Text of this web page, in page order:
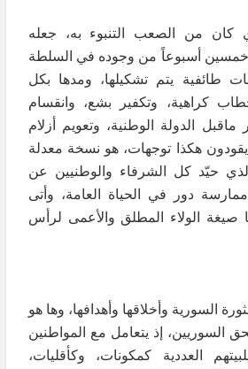
كان من الصعب التنبوء به، جعله
وخمسين أسبوعاً من وجوده في السلطة
طائفية يتم تشكيلها، ومدها بكل
كراهية، وتكفير بشع، وانقسام
ماقبل الدولة الوطنية، وتعويم أزلام
هكذا توجهات، هو نسخة معدلة
حيّد كل الشرفاء والوطنيين عن
دور في الحياة العامة، وأتى
صيغة الولاء المطلق والأعمى لرأس
السورية وأخلاقها وأهدافها، وها هو
بحق السوريين، إذ يتعامل مع المواطنين
العددية كمكونات، وكأقليات،